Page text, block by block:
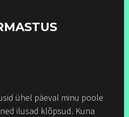
ühel päeval minu poole
ilusad klõpsud. Kuna